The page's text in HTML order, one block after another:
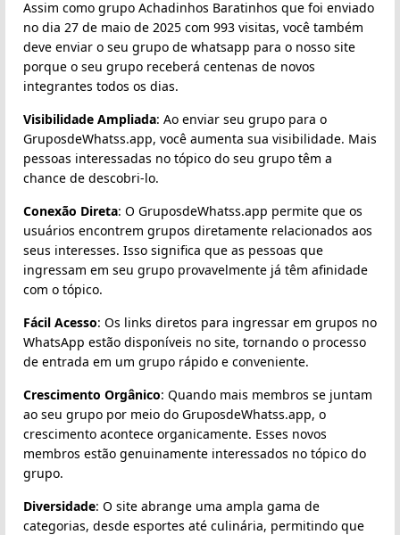
Assim como grupo Achadinhos Baratinhos que foi enviado
no dia 27 de maio de 2025 com 993 visitas, você também
deve enviar o seu grupo de whatsapp para o nosso site
porque o seu grupo receberá centenas de novos
integrantes todos os dias.
Visibilidade Ampliada: Ao enviar seu grupo para o
GruposdeWhatss.app, você aumenta sua visibilidade. Mais
pessoas interessadas no tópico do seu grupo têm a
chance de descobri-lo.
Conexão Direta: O GruposdeWhatss.app permite que os
usuários encontrem grupos diretamente relacionados aos
seus interesses. Isso significa que as pessoas que
ingressam em seu grupo provavelmente já têm afinidade
com o tópico.
Fácil Acesso: Os links diretos para ingressar em grupos no
WhatsApp estão disponíveis no site, tornando o processo
de entrada em um grupo rápido e conveniente.
Crescimento Orgânico: Quando mais membros se juntam
ao seu grupo por meio do GruposdeWhatss.app, o
crescimento acontece organicamente. Esses novos
membros estão genuinamente interessados no tópico do
grupo.
Diversidade: O site abrange uma ampla gama de
categorias, desde esportes até culinária, permitindo que